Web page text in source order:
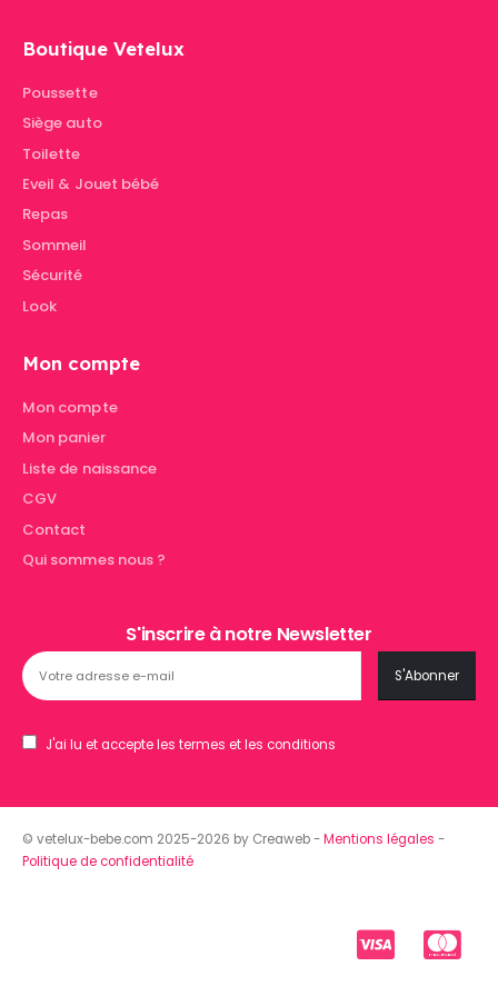
Boutique Vetelux
Poussette
Siège auto
Toilette
Eveil & Jouet bébé
Repas
Sommeil
Sécurité
Look
Mon compte
Mon compte
Mon panier
Liste de naissance
CGV
Contact
Qui sommes nous ?
S'inscrire à notre Newsletter
J'ai lu et accepte les termes et les conditions
© vetelux-bebe.com 2025-2026 by Creaweb -Mentions légales -
Politique de confidentialité